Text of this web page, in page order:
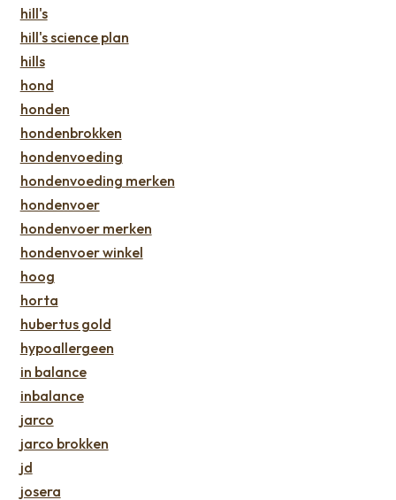
hill's
hill's science plan
hills
hond
honden
hondenbrokken
hondenvoeding
hondenvoeding merken
hondenvoer
hondenvoer merken
hondenvoer winkel
hoog
horta
hubertus gold
hypoallergeen
in balance
inbalance
jarco
jarco brokken
jd
josera